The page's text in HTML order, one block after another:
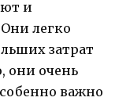
и
легко
затрат
они очень
важно